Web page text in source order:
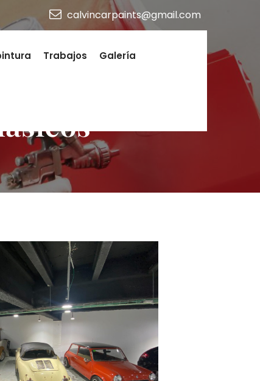
calvincarpaints@gmail.com
Trabajos Galería